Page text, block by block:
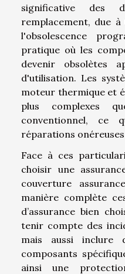
significative des
remplacement, due
l'obsolescence
pratique où les
devenir obsolètes
d'utilisation. Les
moteur thermique et
plus complexes
conventionnel, ce
réparations
Face à ces
choisir une
couverture
manière complète
d’assurance bien
tenir compte des
mais aussi inclure
composants
ainsi une